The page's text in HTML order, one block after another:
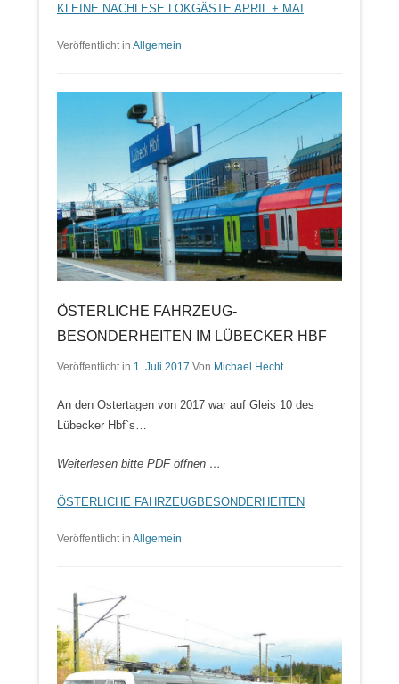
KLEINE NACHLESE LOKGÄSTE APRIL + MAI
Veröffentlicht in Allgemein
ÖSTERLICHE FAHRZEUG-
BESONDERHEITEN IM LÜBECKER HBF
Veröffentlicht in 1. Juli 2017 Von Michael Hecht
An den Ostertagen von 2017 war auf Gleis 10 des
Lübecker Hbf`s…
Weiterlesen bitte PDF öffnen …
ÖSTERLICHE FAHRZEUGBESONDERHEITEN
Veröffentlicht in Allgemein